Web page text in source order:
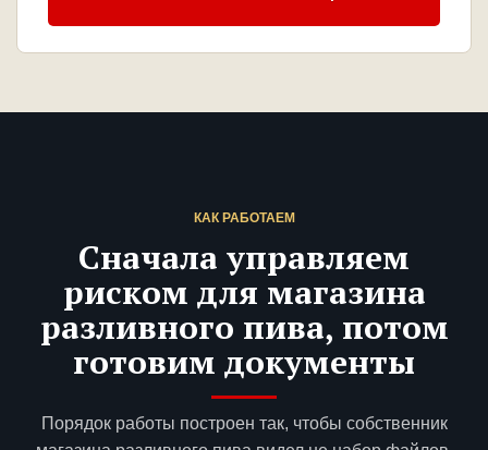
КАК РАБОТАЕМ
Сначала управляем
риском для магазина
разливного пива, потом
готовим документы
Порядок работы построен так, чтобы собственник